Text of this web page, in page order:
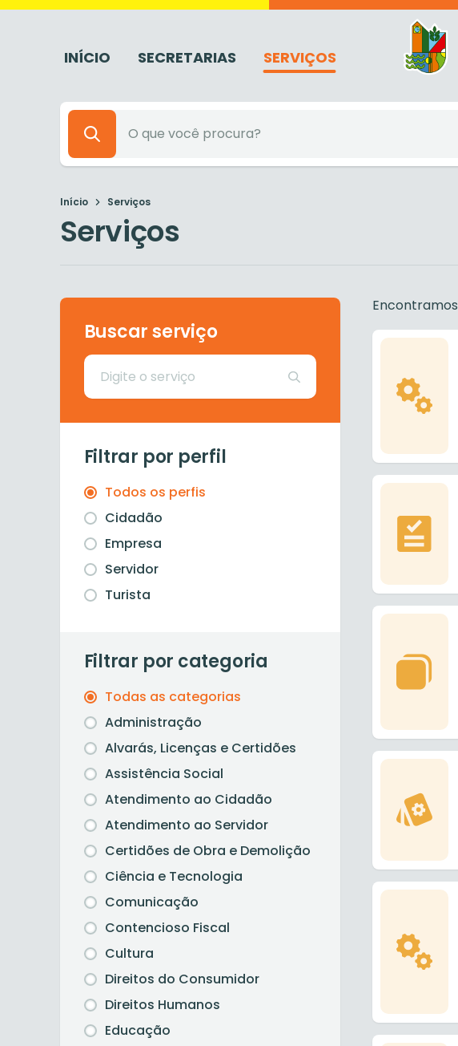
INÍCIO SECRETARIAS SERVIÇOS
Início Serviços
Serviços
Buscar serviço
Filtrar por perfil
Todos os perfis
Cidadão
Empresa
Servidor
Turista
Filtrar por categoria
Todas as categorias
Administração
Alvarás, Licenças e Certidões
Assistência Social
Atendimento ao Cidadão
Atendimento ao Servidor
Certidões de Obra e Demolição
Ciência e Tecnologia
Comunicação
Contencioso Fiscal
Cultura
Direitos do Consumidor
Direitos Humanos
Educação
Encontramos